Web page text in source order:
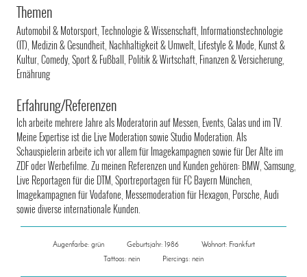
Themen
Automobil & Motorsport, Technologie & Wissenschaft, Informationstechnologie
(IT), Medizin & Gesundheit, Nachhaltigkeit & Umwelt, Lifestyle & Mode, Kunst &
Kultur, Comedy, Sport & Fußball, Politik & Wirtschaft, Finanzen & Versicherung,
Ernährung
Erfahrung/Referenzen
Ich arbeite mehrere Jahre als Moderatorin auf Messen, Events, Galas und im TV.
Meine Expertise ist die Live Moderation sowie Studio Moderation. Als
Schauspielerin arbeite ich vor allem für Imagekampagnen sowie für Der Alte im
ZDF oder Werbefilme. Zu meinen Referenzen und Kunden gehören: BMW, Samsung,
Live Reportagen für die DTM, Sportreportagen für FC Bayern München,
Imagekampagnen für Vodafone, Messemoderation für Hexagon, Porsche, Audi
sowie diverse internationale Kunden.
Augenfarbe: grün Geburtsjahr: 1986
Wohnort: Frankfurt
Tattoos: nein
Piercings: nein